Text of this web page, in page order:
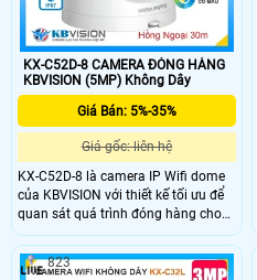
cầu an ninh ngoài trời.
KX-C52D-8 CAMERA ĐÓNG HÀNG
KBVISION (5MP) Không Dây
Giá Bán: 5%-35%
Giá gốc: liên hệ
KX-C52D-8 là camera IP Wifi dome
của KBVISION với thiết kế tối ưu để
quan sát quá trình đóng hàng cho
đơn Shopee, Lazada, Tiktok,... có độ
phân giải 5MP hồng ngoại 30m và
công nghệ ánh sáng kép Full Color.
823